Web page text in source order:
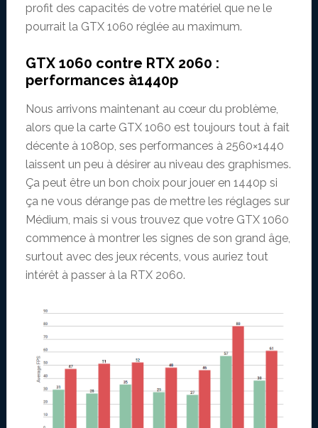
profit des capacités de votre matériel que ne le
pourrait la GTX 1060 réglée au maximum.
GTX 1060 contre RTX 2060 :
performances à1440p
Nous arrivons maintenant au cœur du problème,
alors que la carte GTX 1060 est toujours tout à fait
décente à 1080p, ses performances à 2560×1440
laissent un peu à désirer au niveau des graphismes.
Ça peut être un bon choix pour jouer en 1440p si
ça ne vous dérange pas de mettre les réglages sur
Médium, mais si vous trouvez que votre GTX 1060
commence à montrer les signes de son grand âge,
surtout avec des jeux récents, vous auriez tout
intérêt à passer à la RTX 2060.